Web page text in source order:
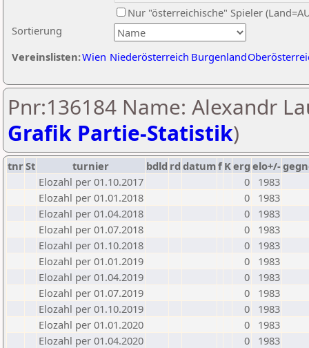
Sortierung
Nur "österreichische" Spieler
Vereinslisten:Wien Niederösterreich Burgenland
Pnr:136184 Name: Alexandr
Grafik Partie-Statistik)
tnrSt turnier bdld rd datumf Kerg elo+/-
Elozahl per 01.10.2017
0
1983
Elozahl per 01.01.2018
0
1983
Elozahl per 01.04.2018
0
1983
Elozahl per 01.07.2018
0
1983
Elozahl per 01.10.2018
0
1983
Elozahl per 01.01.2019
0
1983
Elozahl per 01.04.2019
0
1983
Elozahl per 01.07.2019
0
1983
Elozahl per 01.10.2019
0
1983
Elozahl per 01.01.2020
0
1983
Elozahl per 01.04.2020
0
1983